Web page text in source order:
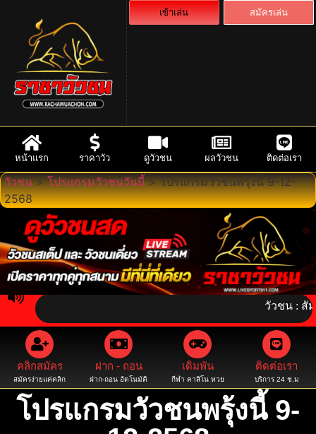
เข้าเล่น สมัครเล่น
หน้าแรก ราคาวัว ดูวัวชน ผลวัวชน ติดต่อเรา
วัวชน>โปรแกรมวัวชนวันนี้>โปรแกรมวัวชนพรุ้งนี้ 9-12-
2568
วัวชน : สัมผัส
คลิกสมัคร
สมัครง่ายแค่คลิก
ฝาก - ถอน
ฝาก-ถอน อัตโนมัติ
เดิมพัน
กีฬา คาสิโน หวย
ติดต่อเรา
บริการ 24 ช.ม
โปรแกรมวัวชนพรุ้งนี้ 9-